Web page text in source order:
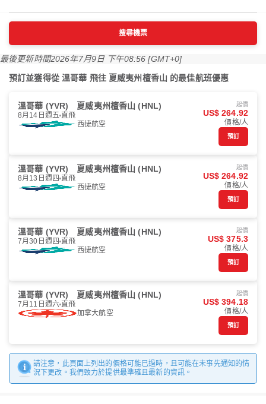
搜尋機票
最後更新時間2026年7月9日 下午08:56 [GMT+0]
預訂並獲得從 溫哥華 飛往 夏威夷州檀香山 的最佳航班優惠
溫哥華 (YVR) 夏威夷州檀香山 (HNL)
8月14日週五 直飛
西捷航空
起價
US$ 264.92
價格/人
預訂
溫哥華 (YVR) 夏威夷州檀香山 (HNL)
8月13日週四 直飛
西捷航空
起價
US$ 264.92
價格/人
預訂
溫哥華 (YVR) 夏威夷州檀香山 (HNL)
7月30日週四 直飛
西捷航空
起價
US$ 375.3
價格/人
預訂
溫哥華 (YVR) 夏威夷州檀香山 (HNL)
7月11日週六 直飛
加拿大航空
起價
US$ 394.18
價格/人
預訂
請注意，此頁面上列出的價格可能已過時，且可能在未事先通知的情
況下更改。我們致力於提供最準確且最新的資訊。